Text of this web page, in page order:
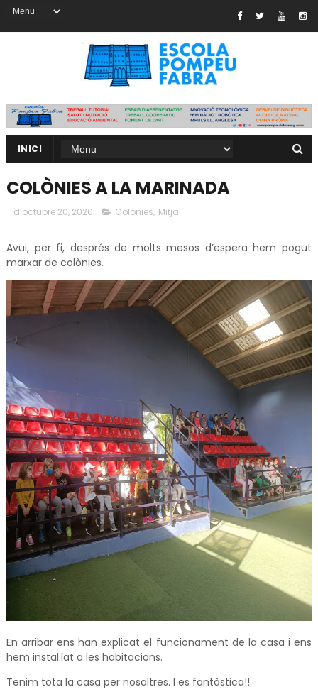
INICI
COLÒNIES A LA MARINADA
d’octubre 20, 2020 Colonies, Mitja
Avui, per fi, després de molts mesos d’espera hem pogut
marxar de colònies.
En arribar ens han explicat el funcionament de la casa i ens
hem instal.lat a les habitacions.
Tenim tota la casa per nosaltres. I es fantàstica!!